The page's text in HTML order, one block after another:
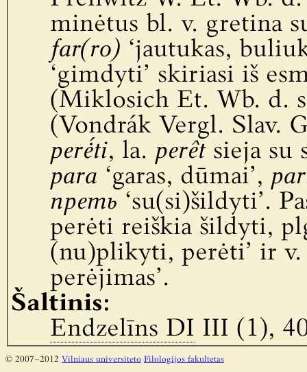
minėtus bl. v. gretina
far(ro) ‘jautukas,
‘gimdyti’ skiriasi iš
(Miklosich Et. Wb. d.
(Vondrák Vergl. Slav.
perė́ti, la. perêtsieja su
para ‘garas, dūmai’,
преть ‘su(si)šildyti’.
perėti reiškia šildyti,
(nu)plikyti, perėti’ ir
perėjimas’.
Šaltinis:
Endzelīns DI III (1),
© 2007–2012 Vilniaus universiteto Filologijos fakultetas